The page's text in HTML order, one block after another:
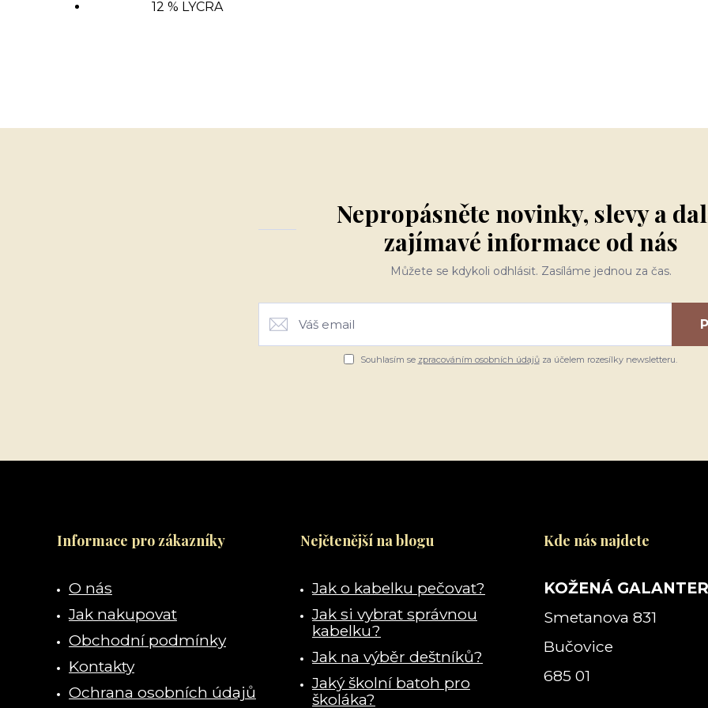
12 % LYCRA
Nepropásněte novinky, slevy a
zajímavé informace od nás
Můžete se kdykoli odhlásit. Zasíláme jednou za čas.
Souhlasím se zpracováním osobních údajůza účelem rozesílky newsletteru.
Informace pro zákazníky
O nás
Jak nakupovat
Obchodní podmínky
Kontakty
Ochrana osobních údajů
Nejčtenější na blogu
Jak o kabelku pečovat?
Jak si vybrat správnou
kabelku?
Jak na výběr deštníků?
Jaký školní batoh pro
školáka?
Kde nás najdete
KOŽENÁ
Smetanova 831
Bučovice
685 01